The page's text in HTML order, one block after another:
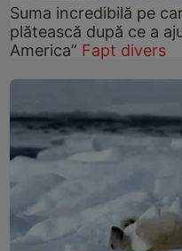
Suma incredibilă pe
plătească după ce a
America” Fapt divers